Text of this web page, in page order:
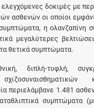
ελεγχόμενες δοκιμές με
ασθενών οι οποίοι
η ολανζαπίνη
μεγαλύτερες
θετικά συμπτώματα.
διπλή-τυφλή,
περιελάμβανε 1.481
συμπτώματα